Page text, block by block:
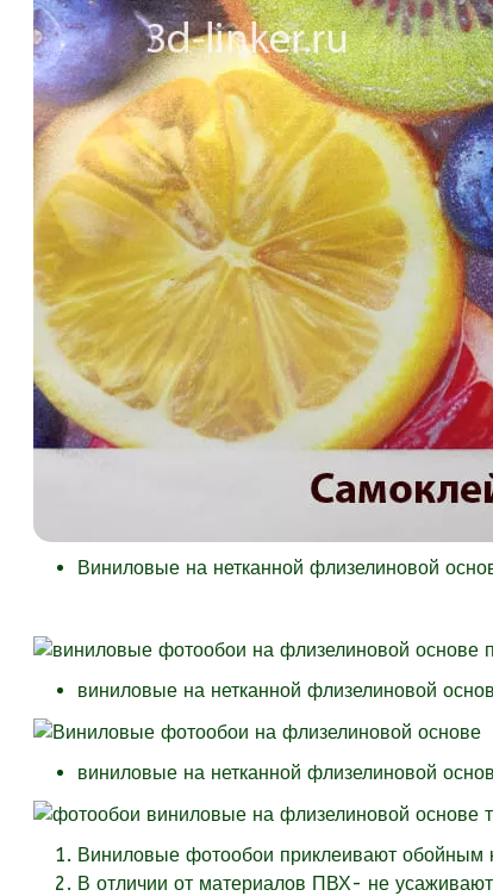
Виниловые на нетканной флизелиновой
виниловые на нетканной флизелиновой
виниловые на нетканной флизелиновой
Виниловые фотообои приклеивают обойным
В отличии от материалов ПВХ- не